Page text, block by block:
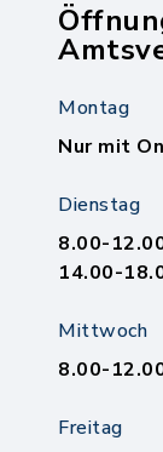
Montag
Nur mit
Dienstag
8.00-
14.00-
Mittwoch
8.00-
Freitag